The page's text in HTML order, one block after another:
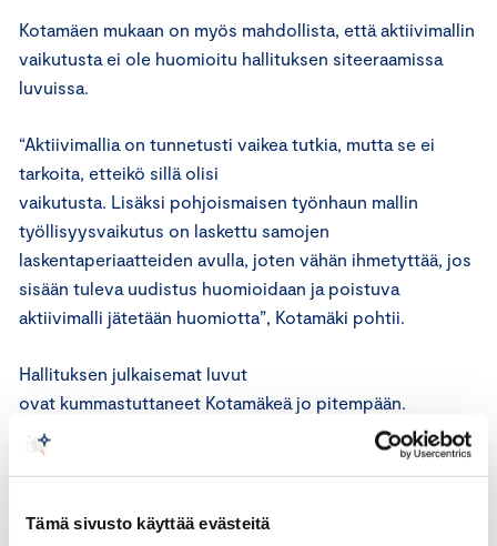
Tämä sivusto käyttää evästeitä
Kotamäen mukaan on myös mahdollista, että aktiivimallin
vaikutusta ei ole huomioitu hallituksen siteeraamissa
luvuissa.
“Aktiivimallia on tunnetusti vaikea tutkia, mutta se ei
tarkoita, etteikö sillä olisi
vaikutusta. Lisäksi pohjoismaisen työnhaun mallin
työllisyysvaikutus on laskettu samojen
laskentaperiaatteiden avulla, joten vähän ihmetyttää, jos
sisään tuleva uudistus huomioidaan ja poistuva
aktiivimalli jätetään huomiotta”, Kotamäki pohtii.
Hallituksen julkaisemat luvut
ovat kummastuttaneet Kotamäkeä jo pitempään.
”Niin kuin olemme koronakriisin yhteydessäkin
asioissa ei voi olla liian läpinäkyvä. Siksi olemme